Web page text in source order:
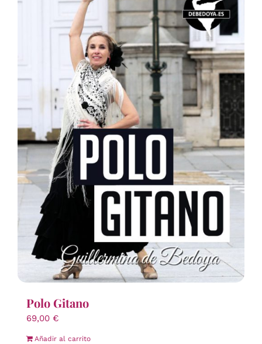
Polo Gitano
69,00 €
Añadir al carrito